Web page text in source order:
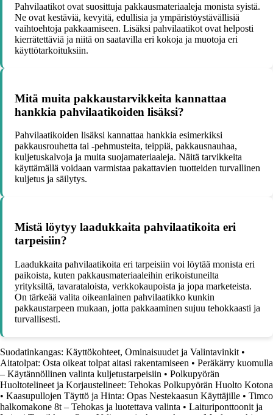
Pahvilaatikot ovat suosittuja pakkausmateriaaleja monista syistä.
Ne ovat kestäviä, kevyitä, edullisia ja ympäristöystävällisiä
vaihtoehtoja pakkaamiseen. Lisäksi pahvilaatikot ovat helposti
kierrätettäviä ja niitä on saatavilla eri kokoja ja muotoja eri
käyttötarkoituksiin.
Mitä muita pakkaustarvikkeita kannattaa
hankkia pahvilaatikoiden lisäksi?
Pahvilaatikoiden lisäksi kannattaa hankkia esimerkiksi
pakkausrouhetta tai -pehmusteita, teippiä, pakkausnauhaa,
kuljetuskalvoja ja muita suojamateriaaleja. Näitä tarvikkeita
käyttämällä voidaan varmistaa pakattavien tuotteiden turvallinen
kuljetus ja säilytys.
Mistä löytyy laadukkaita pahvilaatikoita eri
tarpeisiin?
Laadukkaita pahvilaatikoita eri tarpeisiin voi löytää monista eri
paikoista, kuten pakkausmateriaaleihin erikoistuneilta
yrityksiltä, tavarataloista, verkkokaupoista ja jopa marketeista.
On tärkeää valita oikeanlainen pahvilaatikko kunkin
pakkaustarpeen mukaan, jotta pakkaaminen sujuu tehokkaasti ja
turvallisesti.
Suodatinkangas: Käyttökohteet, Ominaisuudet ja Valintavinkit •
Aitatolpat: Osta oikeat tolpat aitasi rakentamiseen • Peräkärry kuomulla
– Käytännöllinen valinta kuljetustarpeisiin • Polkupyörän
Huoltotelineet ja Korjaustelineet: Tehokas Polkupyörän Huolto Kotona
• Kaasupullojen Täyttö ja Hinta: Opas Nestekaasun Käyttäjille • Timco
halkomakone 8t – Tehokas ja luotettava valinta • Laituriponttoonit ja